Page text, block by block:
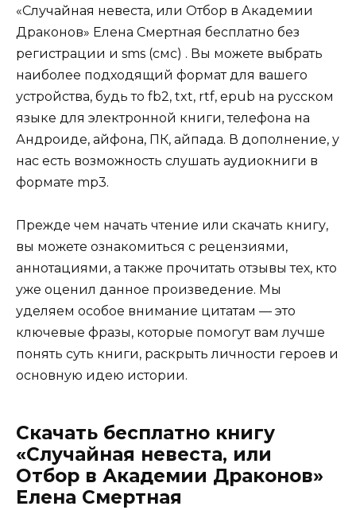
«Случайная невеста, или Отбор в Академии
Драконов» Елена Смертная бесплатно без
регистрации и sms (смс) . Вы можете выбрать
наиболее подходящий формат для вашего
устройства, будь то fb2, txt, rtf, epub на русском
языке для электронной книги, телефона на
Андроиде, айфона, ПК, айпада. В дополнение, у
нас есть возможность слушать аудиокниги в
формате mp3.
Прежде чем начать чтение или скачать книгу,
вы можете ознакомиться с рецензиями,
аннотациями, а также прочитать отзывы тех, кто
уже оценил данное произведение. Мы
уделяем особое внимание цитатам — это
ключевые фразы, которые помогут вам лучше
понять суть книги, раскрыть личности героев и
основную идею истории.
Скачать бесплатно книгу
«Случайная невеста, или
Отбор в Академии Драконов»
Елена Смертная